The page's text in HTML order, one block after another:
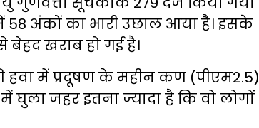
अंकों का भारी उछाल आया है। इसके
से बेहद खराब हो गई है।
हवा में प्रदूषण के महीन कण (पीएम2.5)
घुला जहर इतना ज्यादा है कि वो लोगों